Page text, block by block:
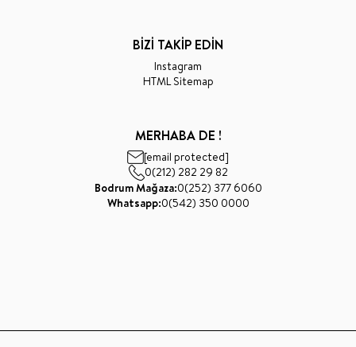
BİZİ TAKİP EDİN
Instagram
HTML Sitemap
MERHABA DE !
[email protected]
0(212) 282 29 82
Bodrum Mağaza:0(252) 377 6060
Whatsapp:0(542) 350 0000